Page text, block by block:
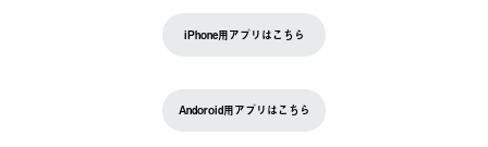
iPhone用アプリはこちら
Andoroid用アプリはこちら